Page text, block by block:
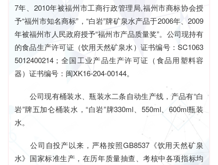
7年、2010年被福州市工商行政管理局,福州市商标协会授
予“福州市知名商标”，“白岩”牌矿泉水产品于2006年、2009
年被福州市人民政府授予“福州市产品质量奖”。公司现持有
的食品生产许可证（饮用天然矿泉水）证书编号：SC1063
5012400214；全国工业产品生产许可证（食品用塑料容
器）证书编号：闽XK16-204-00144。
公司现有桶装水、瓶装水二条自动生产线，产品有“白
岩”牌五加仑桶装水，“白岩”牌330ml、550ml、600ml瓶装
水。
公司自投产以来，严格按照GB8537《饮用天然矿泉
水》国家标准生产，在历年质量抽查、考核中各项指标均